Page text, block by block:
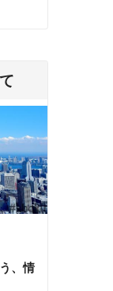
、情